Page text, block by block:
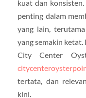
kuat dan
penting dalam
yang lain,
yang semakin ketat.
City Center
tertata, dan
kini.